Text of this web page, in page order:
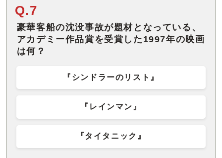
Q.7
豪華客船の沈没事故が題材となっている、
アカデミー作品賞を受賞した1997年の映画
は何？
『シンドラーのリスト』
『レインマン』
『タイタニック』